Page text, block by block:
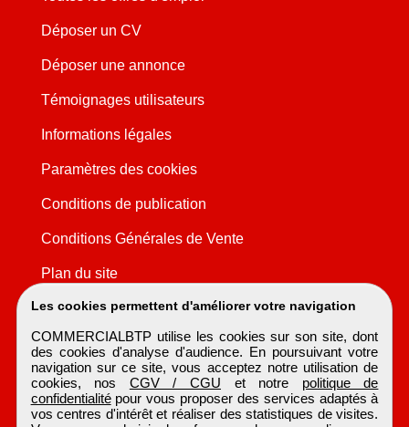
Les cookies permettent d'améliorer votre navigation
COMMERCIALBTP utilise les cookies sur son site, dont
des cookies d'analyse d'audience. En poursuivant votre
navigation sur ce site, vous acceptez notre utilisation de
cookies, nos CGV / CGU et notre politique de
confidentialitépour vous proposer des services adaptés à
vos centres d'intérêt et réaliser des statistiques de visites.
Déposer un CV
Déposer une annonce
Témoignages utilisateurs
Informations légales
Paramètres des cookies
Conditions de publication
Conditions Générales de Vente
Plan du site